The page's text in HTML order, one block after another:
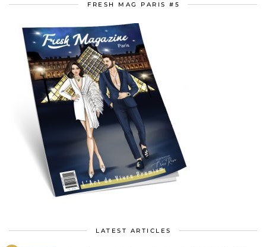
FRESH MAG PARIS #5
LATEST ARTICLES